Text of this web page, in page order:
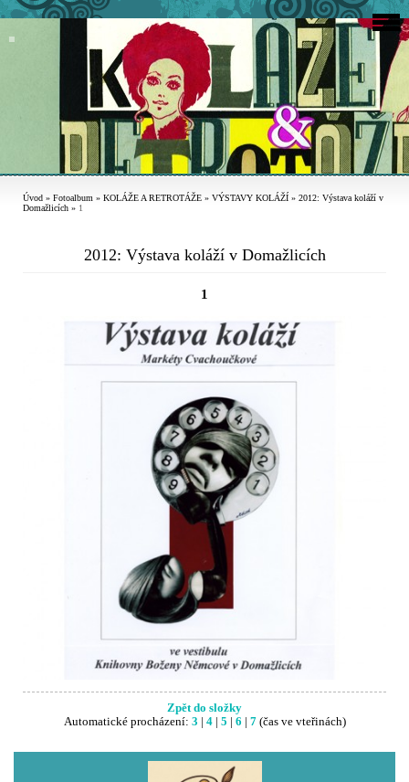
Úvod » Fotoalbum » KOLÁŽE A RETROTÁŽE » VÝSTAVY KOLÁŽÍ » 2012: Výstava koláží v
Domažlicích » 1
2012: Výstava koláží v Domažlicích
1
Zpět do složky
Automatické procházení: 3 4| 5 6 7(čas ve vteřinách)